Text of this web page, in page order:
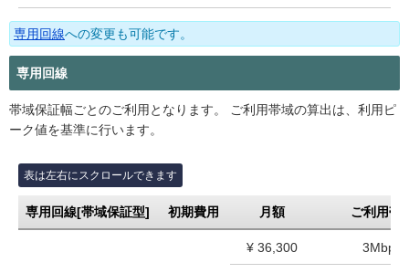
専用回線への変更も可能です。
専用回線
帯域保証幅ごとのご利用となります。 ご利用帯域の算出は、利用ピ
ーク値を基準に行います。
専用回線[帯域保証型] 初期費用 月額 ご利用帯
¥ 36,300 3Mbps